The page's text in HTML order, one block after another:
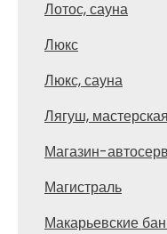
Лотос, сауна
Люкс
Люкс, сауна
Лягуш,
Магазин-
Магистраль
Макарьевские